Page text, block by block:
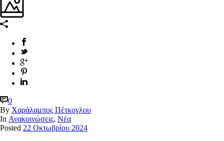
0
By Χαράλαμπος Πέτκογλου
In Ανακοινώσεις, Νέα
Posted 22 Οκτωβρίου 2024